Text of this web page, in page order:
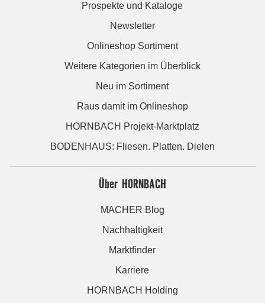
Prospekte und Kataloge
Newsletter
Onlineshop Sortiment
Weitere Kategorien im Überblick
Neu im Sortiment
Raus damit im Onlineshop
HORNBACH Projekt-Marktplatz
BODENHAUS: Fliesen. Platten. Dielen
Über HORNBACH
MACHER Blog
Nachhaltigkeit
Marktfinder
Karriere
HORNBACH Holding